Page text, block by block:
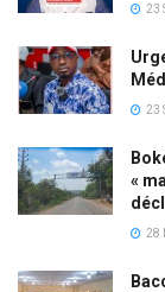
23
23
«
28